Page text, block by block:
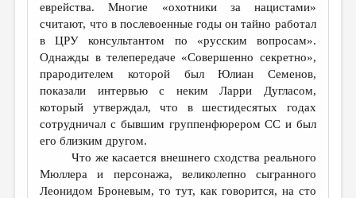
еврейства. Многие «охотники за нацистами»
считают, что в послевоенные годы он тайно работал
в ЦРУ консультантом по «русским вопросам».
Однажды в телепередаче «Совершенно секретно»,
прародителем которой был Юлиан Семенов,
показали интервью с неким Ларри Дугласом,
который утверждал, что в шестидесятых годах
сотрудничал с бывшим группенфюрером СС и был
его близким другом.
Что же касается внешнего сходства реального
Мюллера и персонажа, великолепно сыгранного
Леонидом Броневым, то тут, как говорится, на сто